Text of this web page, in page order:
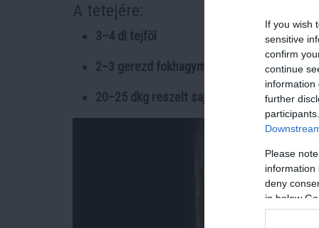
If you wish
sensitive
confirm
continue
information
further
Please
information
deny
in below
A tetejére:
3–4 dl tejföl
2–3 gerezd fokhagyma
20–25 dkg reszelt sajt